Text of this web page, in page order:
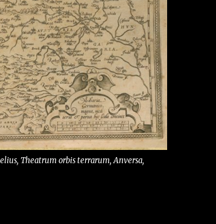
Theatrum orbis terrarum, Anversa,